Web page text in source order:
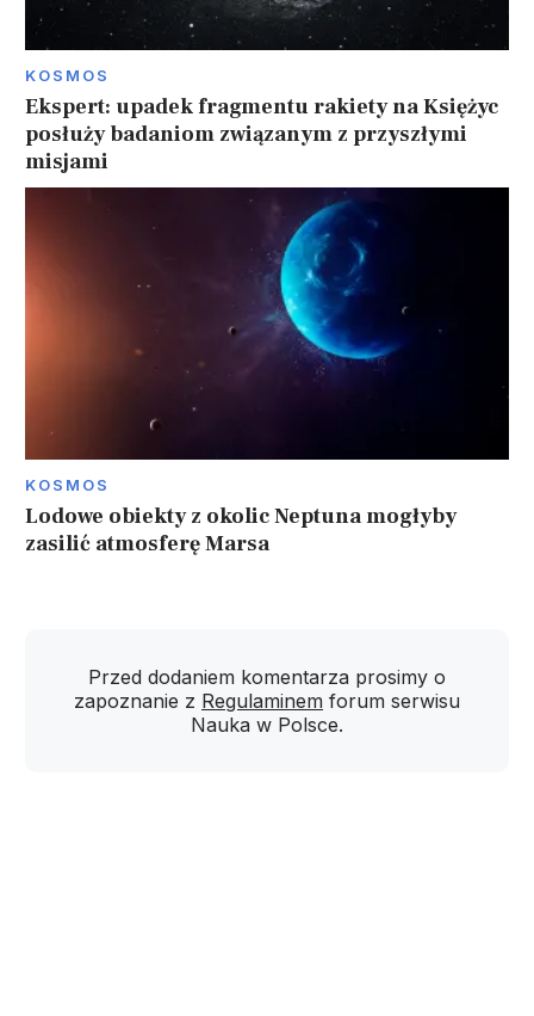
KOSMOS
Ekspert: upadek fragmentu rakiety na Księżyc
posłuży badaniom związanym z przyszłymi
misjami
KOSMOS
Lodowe obiekty z okolic Neptuna mogłyby
zasilić atmosferę Marsa
Przed dodaniem komentarza prosimy o
zapoznanie z Regulaminem forum serwisu
Nauka w Polsce.